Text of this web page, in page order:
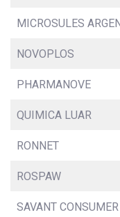
MICROSULES
NOVOPLOS
PHARMANOVE
QUIMICA LUAR
RONNET
ROSPAW
SAVANT CONSUMER